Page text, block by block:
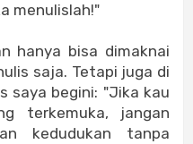
menulislah!"
hanya bisa dimaknai
saja. Tetapi juga di
saya begini: "Jika kau
terkemuka, jangan
kedudukan tanpa